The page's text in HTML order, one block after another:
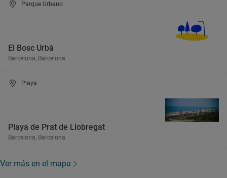
Parque Urbano
El Bosc Urbà
Barcelona, Barcelona
Playa
Playa de Prat de Llobregat
Barcelona, Barcelona
Ver más en el mapa